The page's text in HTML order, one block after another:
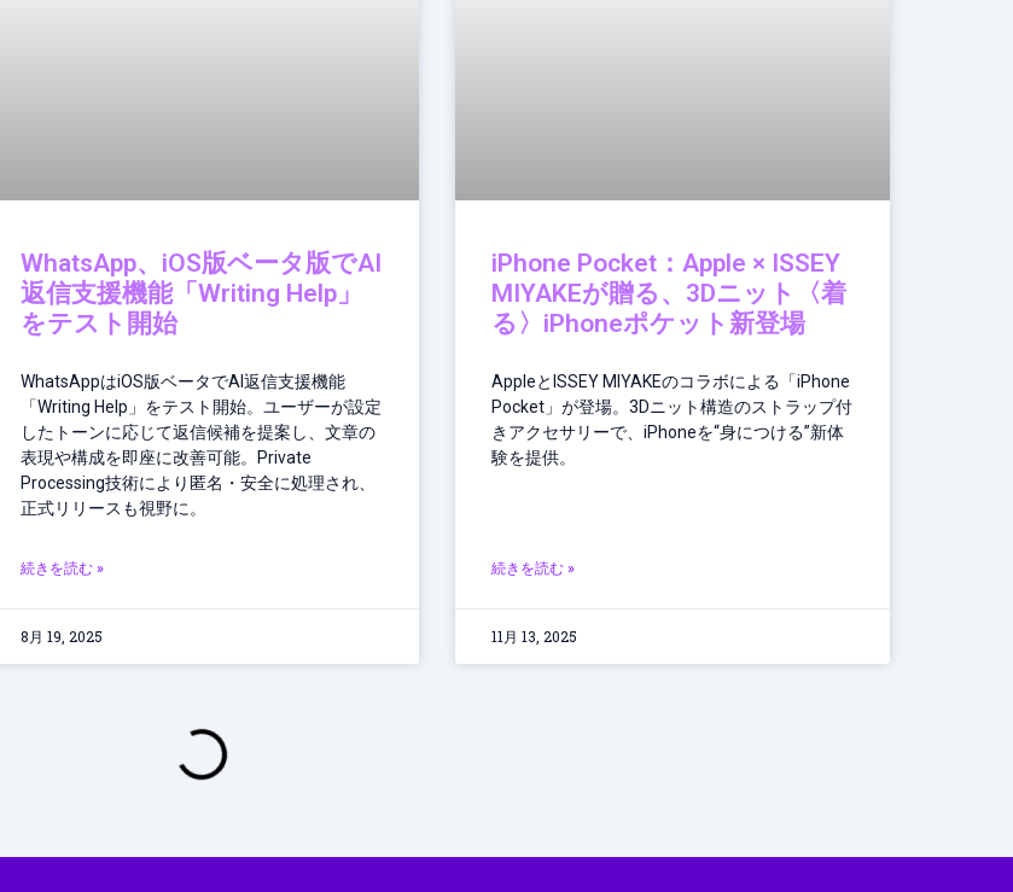
WhatsApp、iOS版ベータ版でAI
返信支援機能「Writing Help」
をテスト開始
WhatsAppはiOS版ベータでAI返信支援機能
「Writing Help」をテスト開始。ユーザーが設定
したトーンに応じて返信候補を提案し、文章の
表現や構成を即座に改善可能。Private
Processing技術により匿名・安全に処理され、
正式リリースも視野に。
続きを読む »
8月 19, 2025
iPhone Pocket：Apple × ISSEY
MIYAKEが贈る、3Dニット〈着
る〉iPhoneポケット新登場
AppleとISSEY MIYAKEのコラボによる「iPhone
Pocket」が登場。3Dニット構造のストラップ付
きアクセサリーで、iPhoneを“身につける”新体
験を提供。
続きを読む »
11月 13, 2025